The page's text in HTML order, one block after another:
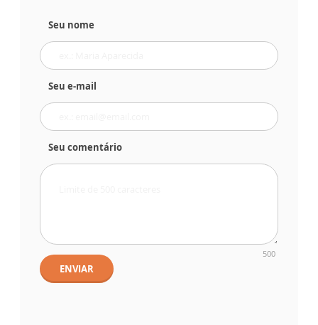
Seu nome
Seu e-mail
Seu comentário
500
ENVIAR